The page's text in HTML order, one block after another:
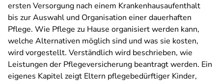
ersten Versorgung nach einem Krankenhausaufenthalt
bis zur Auswahl und Organisation einer dauerhaften
Pflege. Wie Pflege zu Hause organisiert werden kann,
welche Alternativen möglich sind und was sie kosten,
wird vorgestellt. Verständlich wird beschrieben, wie
Leistungen der Pflegeversicherung beantragt werden. Ein
eigenes Kapitel zeigt Eltern pflegebedürftiger Kinder,